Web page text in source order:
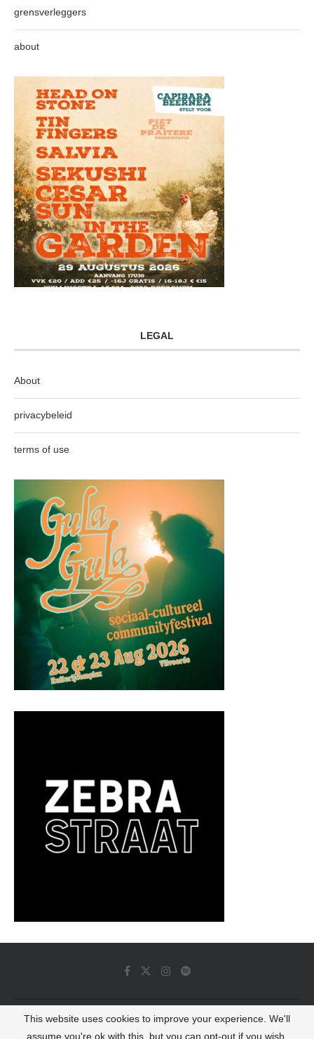
grensverleggers
about
LEGAL
About
privacybeleid
terms of use
© 2022 - Luminous Dash All Rights Reserved
This website uses cookies to improve your experience. We'll
assume you're ok with this, but you can opt-out if you wish.